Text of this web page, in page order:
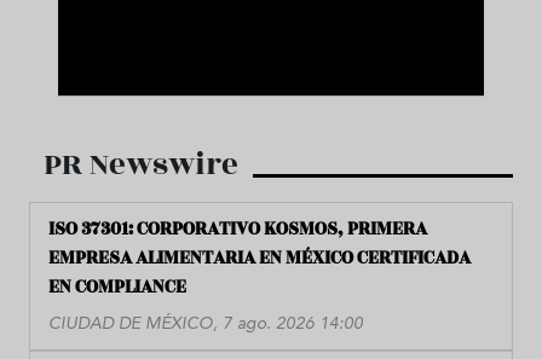
PR Newswire
ISO 37301: CORPORATIVO KOSMOS, PRIMERA
EMPRESA ALIMENTARIA EN MÉXICO CERTIFICADA
EN COMPLIANCE
CIUDAD DE MÉXICO, 7 ago. 2026 14:00